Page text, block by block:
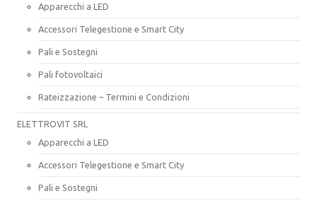
Apparecchi a LED
Accessori Telegestione e Smart City
Pali e Sostegni
Pali fotovoltaici
Rateizzazione – Termini e Condizioni
ELETTROVIT SRL
Apparecchi a LED
Accessori Telegestione e Smart City
Pali e Sostegni